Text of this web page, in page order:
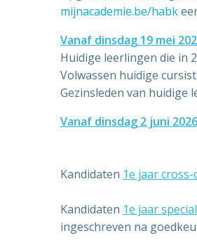
mijnacademie.be/habk
Vanaf dinsdag 19 mei
Huidige leerlingen die in
Volwassen huidige
Gezinsleden van huidige
Vanaf dinsdag 2 juni
Kandidaten 1e jaar
Kandidaten 1e jaar
ingeschreven na